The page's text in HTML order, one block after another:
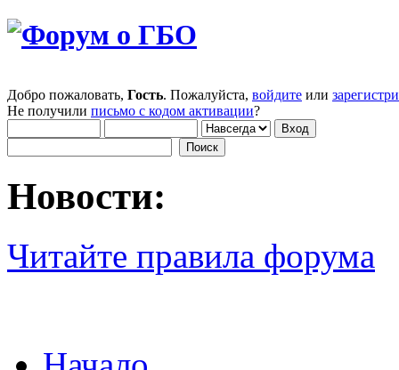
Добро пожаловать, Гость. Пожалуйста, войдите или
Не получили письмо с кодом активации?
Новости:
Читайте правила форума